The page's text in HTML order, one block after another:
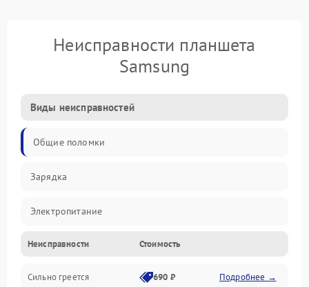
Неисправности планшета
Samsung
Виды неисправностей
Общие поломки
Зарядка
Электропитание
Экран и изображение
Дисплей
Неисправности Стоимость
Сильно греется 690 ₽ Подробнее →